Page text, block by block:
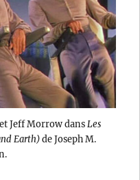
Jeff Morrow dans Les
Earth)de Joseph M.